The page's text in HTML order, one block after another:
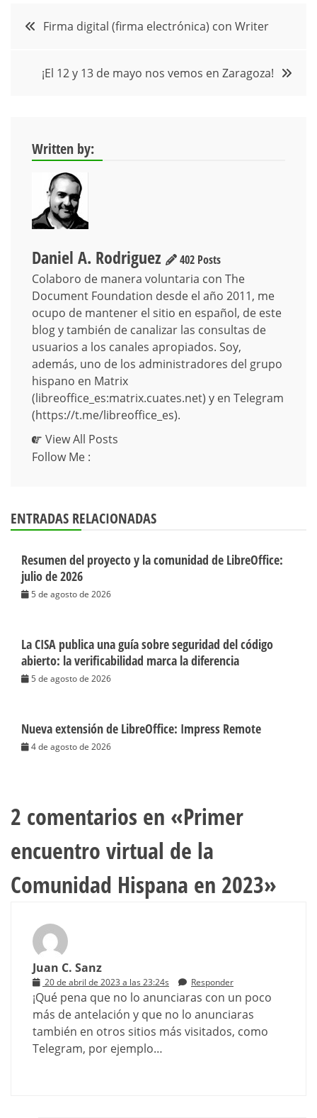
Navegación
entradas
Firma digital (firma electrónica) con Writer
¡El 12 y 13 de mayo nos vemos en Zaragoza!
Written by:
Daniel A. Rodriguez
402 Posts
Colaboro de manera voluntaria con The
Document Foundation desde el año 2011, me
ocupo de mantener el sitio en español, de este
blog y también de canalizar las consultas de
usuarios a los canales apropiados. Soy,
además, uno de los administradores del grupo
hispano en Matrix
(libreoffice_es:matrix.cuates.net) y en Telegram
(https://t.me/libreoffice_es).
View All Posts
Follow Me :
ENTRADAS RELACIONADAS
Resumen del proyecto y la comunidad de LibreOffice:
julio de 2026
5 de agosto de 2026
La CISA publica una guía sobre seguridad del código
abierto: la verificabilidad marca la diferencia
5 de agosto de 2026
Nueva extensión de LibreOffice: Impress Remote
4 de agosto de 2026
2 comentarios en «Primer
encuentro virtual de la
Comunidad Hispana en 2023»
Juan C. Sanz
20 de abril de 2023 a las 23:24s Responder
¡Qué pena que no lo anunciaras con un poco
más de antelación y que no lo anunciaras
también en otros sitios más visitados, como
Telegram, por ejemplo…